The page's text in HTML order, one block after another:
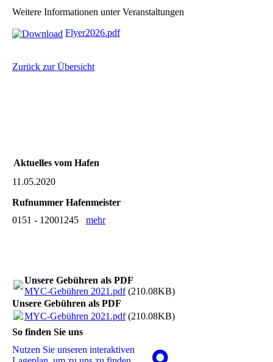
Weitere Informationen unter Veranstaltungen
Flyer2026.pdf
Zurück zur Übersicht
Aktuelles vom Hafen
11.05.2020
Rufnummer Hafenmeister
0151 - 12001245 mehr
Unsere Gebühren als PDF
MYC-Gebühren 2021.pdf(210.08KB)
Unsere Gebühren als PDF
MYC-Gebühren 2021.pdf(210.08KB)
So finden Sie uns
Nutzen Sie unseren interaktiven